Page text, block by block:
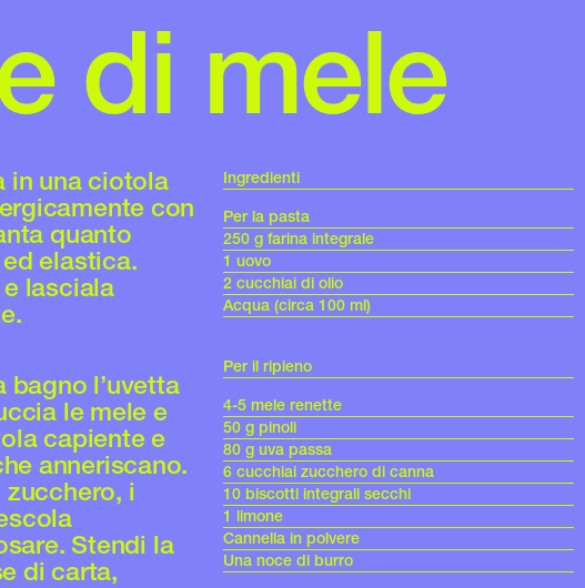
Ingredienti
Per la pasta
250 g farina integrale
1 uovo
2 cucchiai di olio
Acqua (circa 100 ml)
Per il ripieno
4-5 mele renette
50 g pinoli
80 g uva passa
6 cucchiai zucchero di canna
10 biscotti integrali secchi
1 limone
Cannella in polvere
Una noce di burro
di mele
in una ciotola
con
quanto
elastica.
lasciala
l’uvetta
le mele e
capiente e
anneriscano.
i
Stendi la
di carta,